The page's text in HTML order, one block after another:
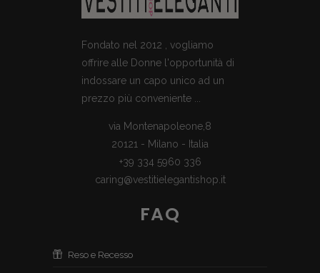
Fondato nel 2012 , vogliamo
offrire alle Donne l'opportunità di
indossare un capo unico ad un
prezzo più conveniente ...
via Montenapoleone,8
20121 - Milano - Italia
+39 334 5960 336
caring@vestitielegantishop.it
FAQ
Reso e Recesso